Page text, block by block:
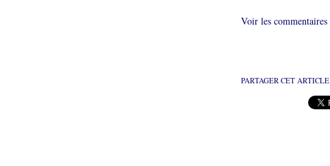
Voir les commentaires
PARTAGER CET ARTICLE